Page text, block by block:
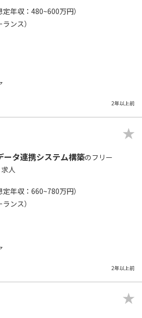
定年収：480~600万円）
ンス）
2年以上前
ータ連携システム構築のフリー
人
定年収：660~780万円）
ンス）
2年以上前